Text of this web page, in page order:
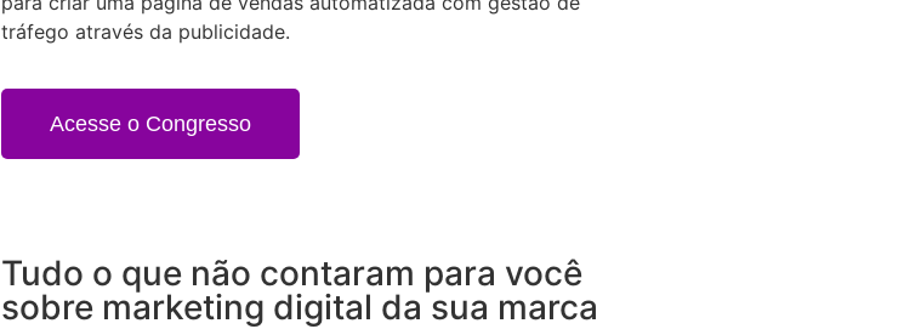
tráfego através da publicidade.
Acesse o Congresso
Tudo o que não contaram para você
sobre marketing digital da sua marca